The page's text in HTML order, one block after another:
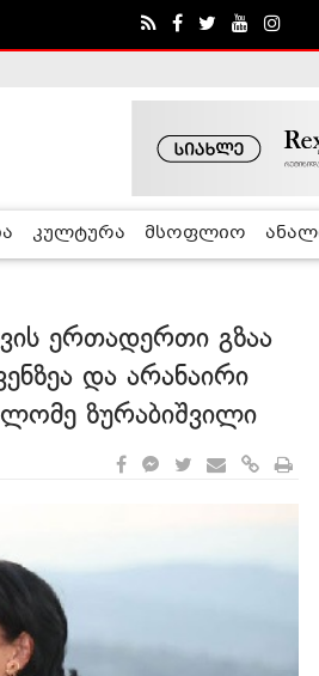
კულტურა მსოფლიო
ერთადერთი გზაა
და არანაირი
ზურაბიშვილი